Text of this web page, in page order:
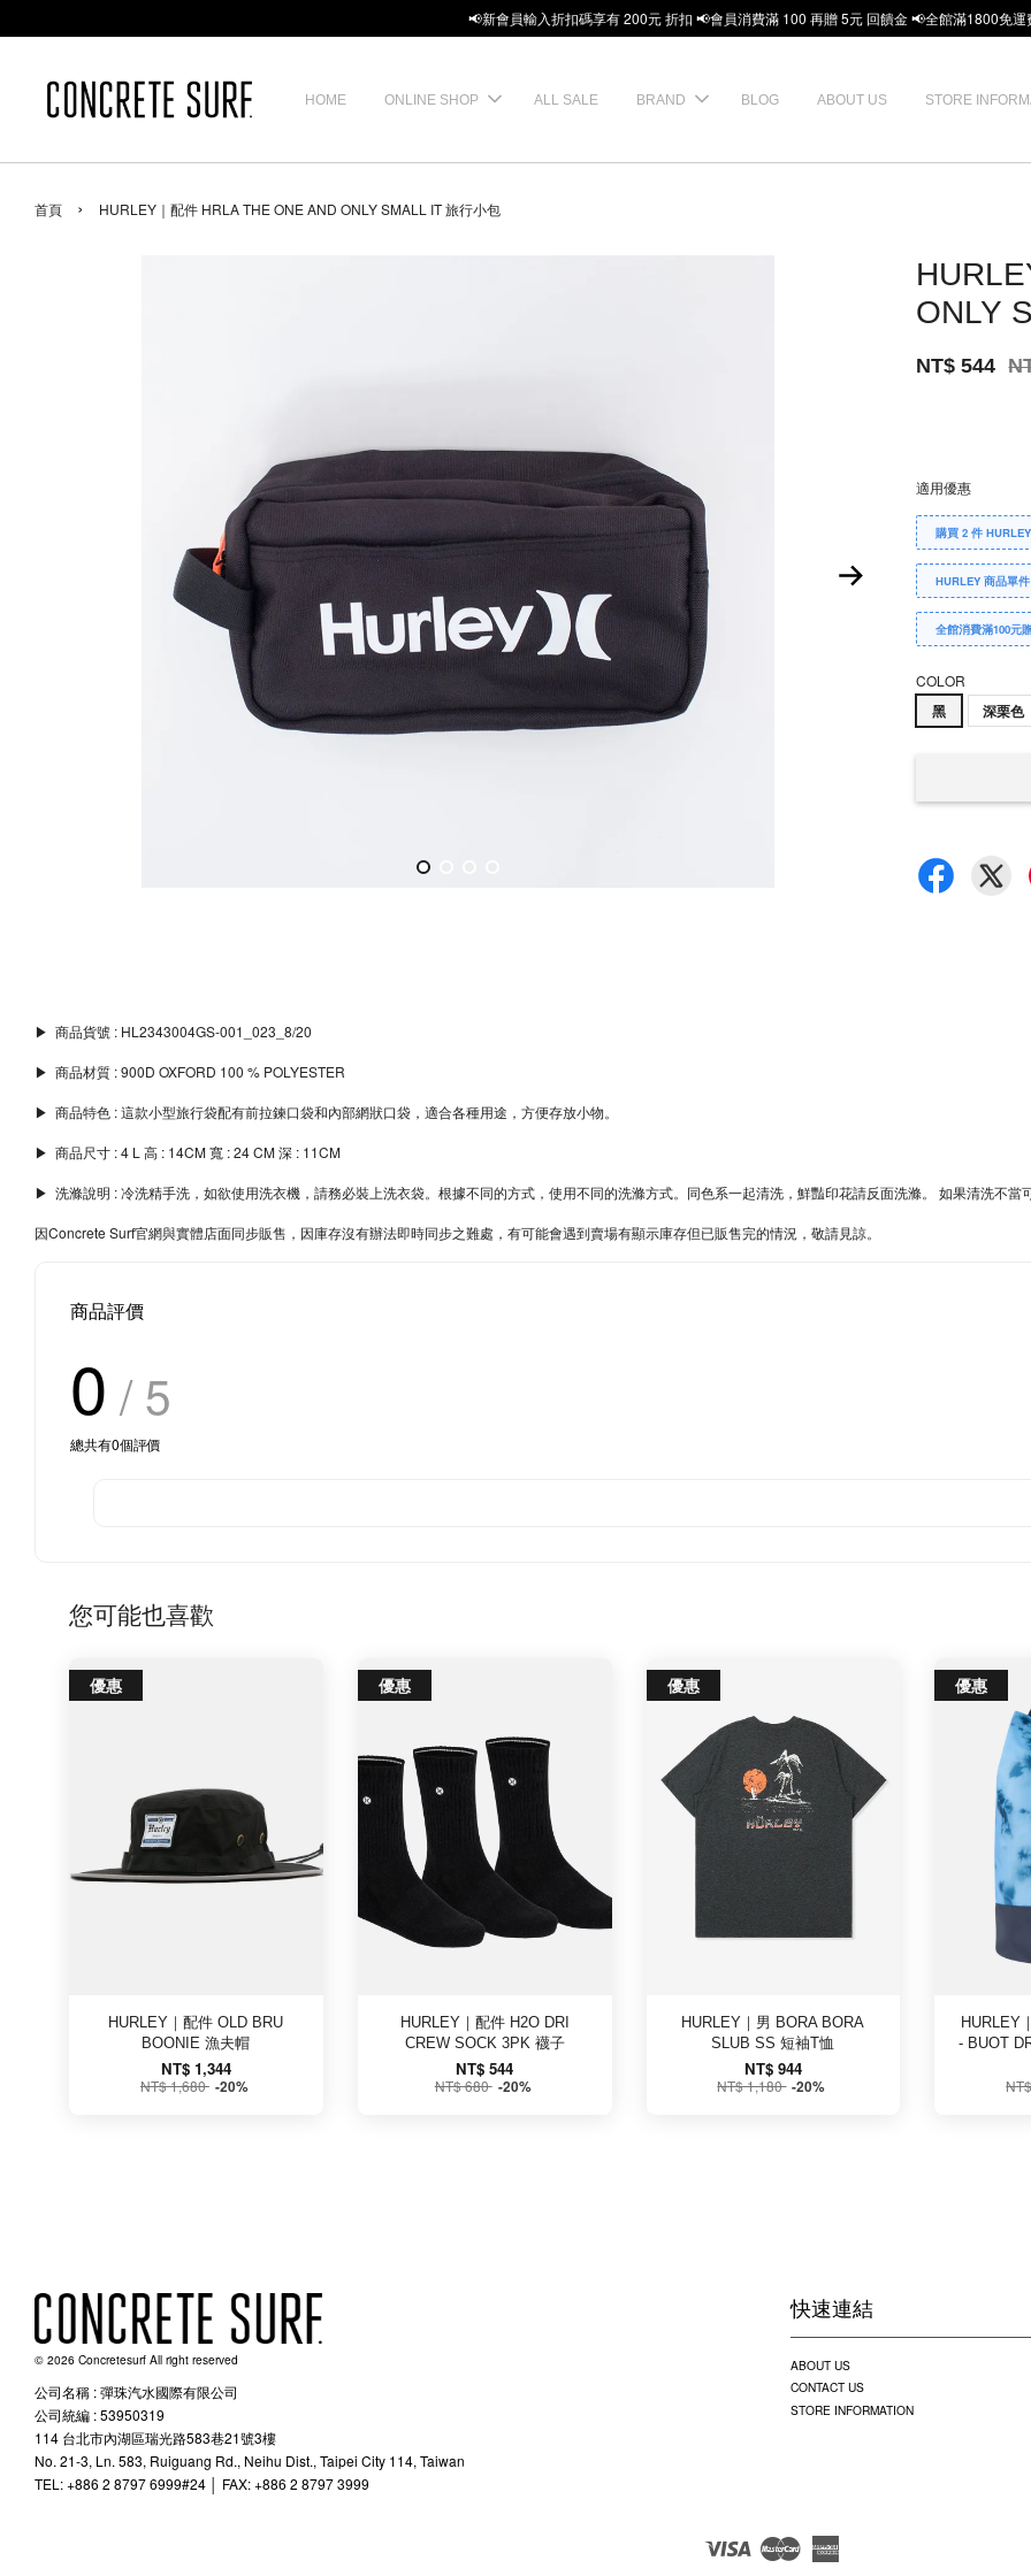
📢新會員輸入折扣碼享有 200元 折扣 📢會員消費滿 100 再贈 5元 回饋金 📢全館滿1800免運
HOME ONLINE SHOP ALL SALE BRAND BLOG ABOUT US STORE
首頁 › HURLEY｜配件 HRLA THE ONE AND ONLY SMALL IT 旅行小包
ONLY
NT$ 544
適用優惠
購買 2 件
HURLEY 商品單
全館消費滿100元
COLOR
黑 深栗色
▶︎ 商品貨號 : HL2343004GS-001_023_8/20
▶︎ 商品材質 : 900D OXFORD 100 % POLYESTER
▶︎ 商品特色 : 這款小型旅行袋配有前拉鍊口袋和內部網狀口袋，適合各種用途，方便存放小物。
▶︎ 商品尺寸 : 4 L 高 : 14CM 寬 : 24 CM 深 : 11CM
▶︎ 洗滌說明 : 冷洗精手洗，如欲使用洗衣機，請務必裝上洗衣袋。根據不同的方式，使用不同的洗滌方式。同色系一起清洗，鮮豔印花請反面洗滌。 如果清洗不當
因Concrete Surf官網與實體店面同步販售，因庫存沒有辦法即時同步之難處，有可能會遇到賣場有顯示庫存但已販售完的情況，敬請見諒。
商品評價
0 / 5
總共有0個評價
您可能也喜歡
優惠
HURLEY｜配件 OLD BRU
BOONIE 漁夫帽
NT$ 1,344
NT$ 1,680 -20%
優惠
HURLEY｜配件 H2O DRI
CREW SOCK 3PK 襪子
NT$ 544
NT$ 680 -20%
優惠
HURLEY｜男 BORA BORA
SLUB SS 短袖T恤
NT$ 944
NT$ 1,180 -20%
優惠
HURLEY
- BUOT
© 2026 Concretesurf All right reserved
公司名稱 : 彈珠汽水國際有限公司
公司統編 : 53950319
快速連結
ABOUT US
CONTACT US
STORE INFORMATION
114 台北市內湖區瑞光路583巷21號3樓
No. 21-3, Ln. 583, Ruiguang Rd., Neihu Dist., Taipei City 114, Taiwan
TEL: +886 2 8797 6999#24 │ FAX: +886 2 8797 3999
Visa Master